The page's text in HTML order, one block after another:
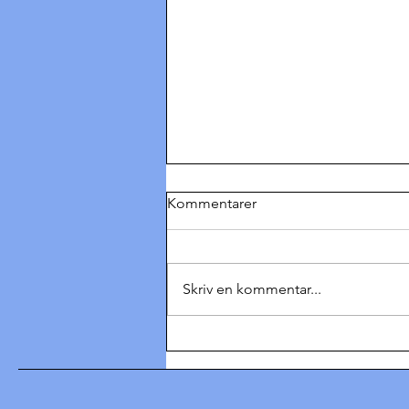
Dronningen?
Kommentarer
Skriv en kommentar...